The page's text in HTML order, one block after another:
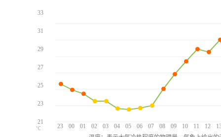
23 00 01 02 03 04 05 06 07 08 09 10 11 12
33
31
29
27
25
23
21
℃